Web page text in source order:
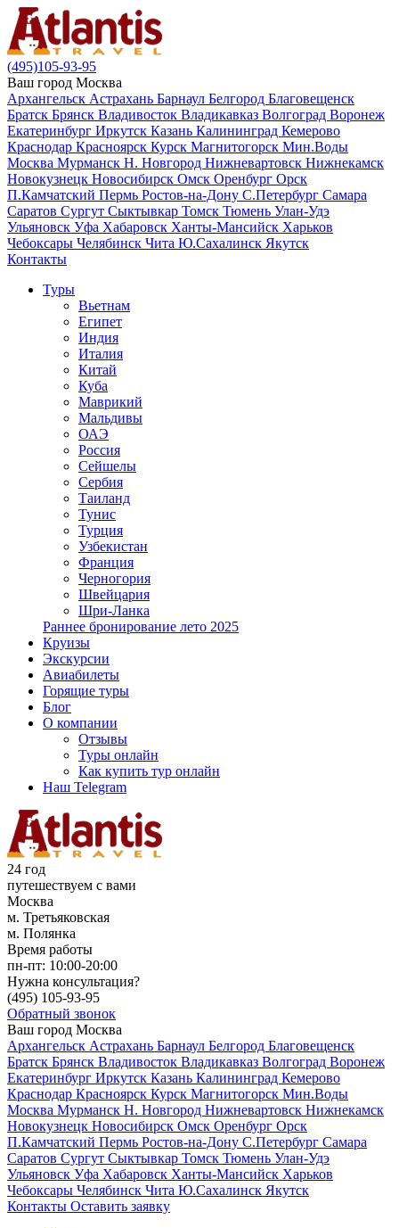
(495)105-93-95
Ваш город Москва
Архангельск Астрахань Барнаул Белгород Благовещенск
Братск Брянск Владивосток Владикавказ Волгоград Воронеж
Екатеринбург Иркутск Казань Калининград Кемерово
Краснодар Красноярск Курск Магнитогорск Мин.Воды
Москва Мурманск Н. Новгород Нижневартовск Нижнекамск
Новокузнецк Новосибирск Омск Оренбург Орск
П.Камчатский Пермь Ростов-на-Дону С.Петербург Самара
Саратов Сургут Сыктывкар Томск Тюмень Улан-Удэ
Ульяновск Уфа Хабаровск Ханты-Мансийск Харьков
Чебоксары Челябинск Чита Ю.Сахалинск Якутск
Контакты
Туры
Вьетнам
Египет
Индия
Италия
Китай
Куба
Маврикий
Мальдивы
ОАЭ
Россия
Сейшелы
Сербия
Таиланд
Тунис
Турция
Узбекистан
Франция
Черногория
Швейцария
Шри-Ланка
Раннее бронирование лето 2025
Круизы
Экскурсии
Авиабилеты
Горящие туры
Блог
О компании
Отзывы
Туры онлайн
Как купить тур онлайн
Наш Telegram
24 год
путешествуем с вами
Москва
м. Третьяковская
м. Полянка
Время работы
пн-пт: 10:00-20:00
Нужна консультация?
(495) 105-93-95
Обратный звонок
Ваш город Москва
Архангельск Астрахань Барнаул Белгород Благовещенск
Братск Брянск Владивосток Владикавказ Волгоград Воронеж
Екатеринбург Иркутск Казань Калининград Кемерово
Краснодар Красноярск Курск Магнитогорск Мин.Воды
Москва Мурманск Н. Новгород Нижневартовск Нижнекамск
Новокузнецк Новосибирск Омск Оренбург Орск
П.Камчатский Пермь Ростов-на-Дону С.Петербург Самара
Саратов Сургут Сыктывкар Томск Тюмень Улан-Удэ
Ульяновск Уфа Хабаровск Ханты-Мансийск Харьков
Чебоксары Челябинск Чита Ю.Сахалинск Якутск
Контакты Оставить заявку